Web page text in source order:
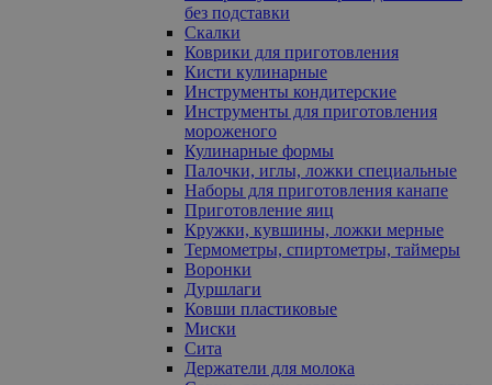
без подставки
Скалки
Коврики для приготовления
Кисти кулинарные
Инструменты кондитерские
Инструменты для приготовления
мороженого
Кулинарные формы
Палочки, иглы, ложки специальные
Наборы для приготовления канапе
Приготовление яиц
Кружки, кувшины, ложки мерные
Термометры, спиртометры, таймеры
Воронки
Дуршлаги
Ковши пластиковые
Миски
Сита
Держатели для молока